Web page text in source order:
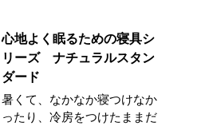
心地よく眠るための寝具シ
リーズ ナチュラルスタン
ダード
暑くて、なかなか寝つけなか
ったり、冷房をつけたままだ